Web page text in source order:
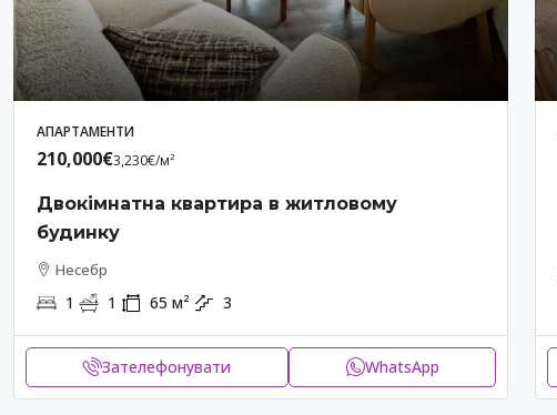
АПАРТАМЕНТИ
210,000€3,230€/м²
Двокімнатна квартира в житловому
будинку
Несебр
1 1 65 м² 3
Зателефонувати WhatsApp